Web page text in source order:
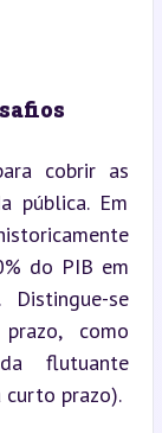
cobrir as
pública. Em
do PIB em
se
como
flutuante
curto prazo).